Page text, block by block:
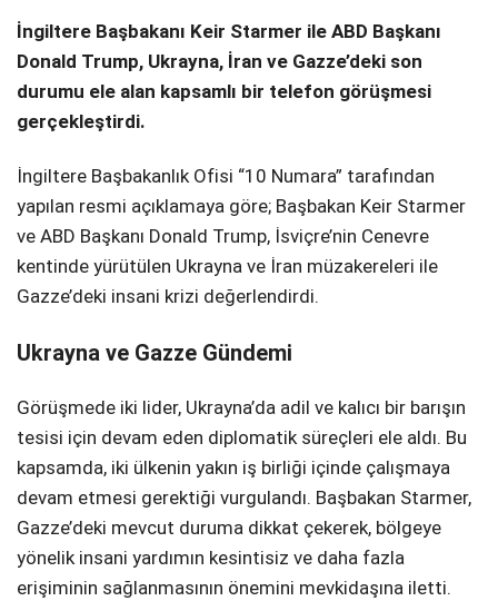
WhatsApp İhbar
Facebook
İngiltere Başbakanı Keir Starmer ile ABD Başkanı
Donald Trump, Ukrayna, İran ve Gazze’deki son
durumu ele alan kapsamlı bir telefon görüşmesi
gerçekleştirdi.
İngiltere Başbakanlık Ofisi “10 Numara” tarafından
yapılan resmi açıklamaya göre; Başbakan Keir Starmer
ve ABD Başkanı Donald Trump, İsviçre’nin Cenevre
kentinde yürütülen Ukrayna ve İran müzakereleri ile
Gazze’deki insani krizi değerlendirdi.
Ukrayna ve Gazze Gündemi
Görüşmede iki lider, Ukrayna’da adil ve kalıcı bir barışın
tesisi için devam eden diplomatik süreçleri ele aldı. Bu
kapsamda, iki ülkenin yakın iş birliği içinde çalışmaya
devam etmesi gerektiği vurgulandı. Başbakan Starmer,
Gazze’deki mevcut duruma dikkat çekerek, bölgeye
yönelik insani yardımın kesintisiz ve daha fazla
erişiminin sağlanmasının önemini mevkidaşına iletti.